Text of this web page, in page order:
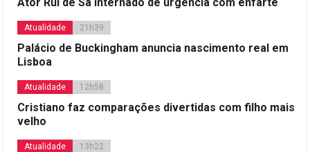
Ator Rui de Sá internado de urgência com enfarte
Atualidade 21h39
Palácio de Buckingham anuncia nascimento real em
Lisboa
Atualidade 12h58
Cristiano faz comparações divertidas com filho mais
velho
Atualidade 13h22